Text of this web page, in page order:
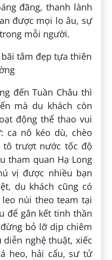
đãng, thanh lành
được mọi lo âu, sự
mỗi người.
đến Tuần Châu thì
mà du khách còn
động thể thao vui
ca nô kéo dù, chèo
tô trượt nước tốc độ
tham quan Hạ Long
vị được nhiều bạn
du khách cũng có
núi theo team tại
để gắn kết tinh thần
bỏ lỡ dịp chiêm
nghệ thuật, xiếc
heo, hải cẩu, sư tử